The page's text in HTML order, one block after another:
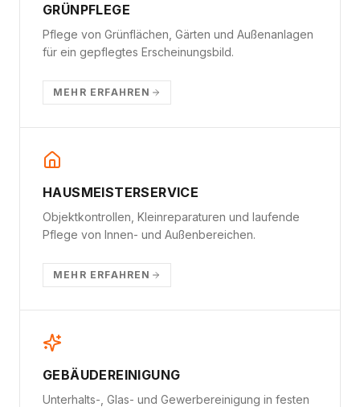
GRÜNPFLEGE
Pflege von Grünflächen, Gärten und Außenanlagen
für ein gepflegtes Erscheinungsbild.
MEHR ERFAHREN
HAUSMEISTERSERVICE
Objektkontrollen, Kleinreparaturen und laufende
Pflege von Innen- und Außenbereichen.
MEHR ERFAHREN
GEBÄUDEREINIGUNG
Unterhalts-, Glas- und Gewerbereinigung in festen